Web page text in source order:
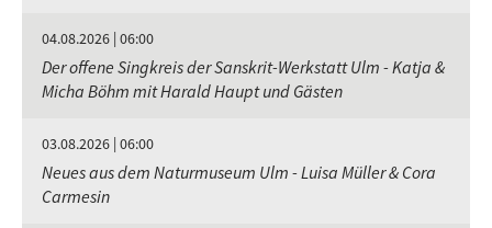
04.08.2026 | 06:00
Der offene Singkreis der Sanskrit-Werkstatt Ulm - Katja &
Micha Böhm mit Harald Haupt und Gästen
03.08.2026 | 06:00
Neues aus dem Naturmuseum Ulm - Luisa Müller & Cora
Carmesin